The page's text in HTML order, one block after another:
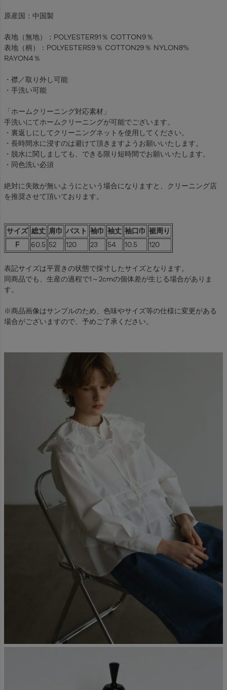
原産国：中国製
表地（無地）：POLYESTER91％ COTTON9％
表地（柄）：POLYESTER59％ COTTON29％ NYLON8%
RAYON4％
・襟／取り外し可能
・手洗い可能
「ホームクリーニング対応素材」
手洗いにてホームクリーニングが可能でございます。
・裏返しにしてクリーニングネットを使用してください。
・長時間水に浸すのは避けて頂きますようお願いいたします。
・脱水に関しましても、できる限り短時間でお願いいたします。
・同色洗い必須
絶対に失敗が無いようにという場合になりますと、クリーニング店
を推奨させて頂いております。
サイズ 総丈 肩巾 バスト 袖巾 袖丈 袖口巾 裾周り
F
60.5 52 120 23 54 10.5 120
表記サイズは平置きの状態で採寸したサイズとなります。
同商品でも、生産の過程で1～2cmの個体差が生じる場合がありま
す。
※商品画像はサンプルのため、色味やサイズ等の仕様に変更がある
場合がございますので、予めご了承ください。